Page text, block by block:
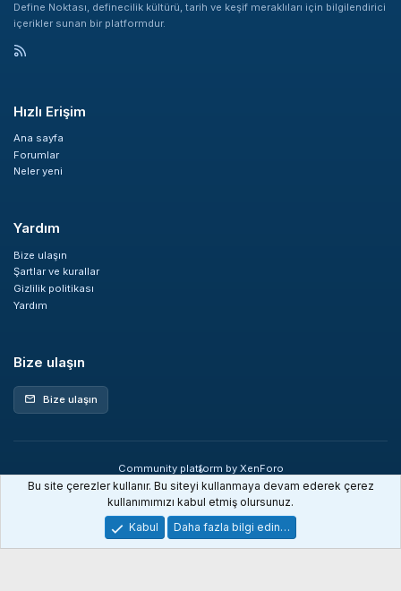
Define Noktası, definecilik kültürü, tarih ve keşif meraklıları için bilgilendirici
içerikler sunan bir platformdur.
Hızlı Erişim
Ana sayfa
Forumlar
Neler yeni
Yardım
Bize ulaşın
Şartlar ve kurallar
Gizlilik politikası
Yardım
Bize ulaşın
mail Bize ulaşın
Community platform by XenForo
®
© 2010-2026 XenForo Ltd.
XenDev Forum İstatistik sistemi
Bu site çerezler kullanır. Bu siteyi kullanmaya devam ederek çerez
kullanımımızı kabul etmiş olursunuz.
Kabul
Daha fazla bilgi edin…